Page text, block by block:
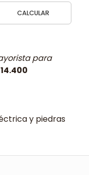
CALCULAR
para
y piedras